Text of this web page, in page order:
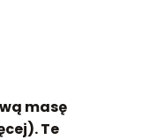
masę
Te